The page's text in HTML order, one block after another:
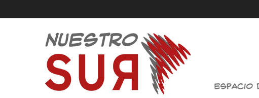
Nuestro Sur
Espacio de reflexión y acción política